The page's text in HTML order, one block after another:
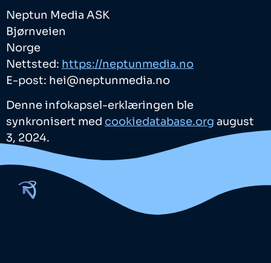
Neptun Media ASK
Bjørnveien
Norge
Nettsted: https://neptunmedia.no
E-post: hei@neptunmedia.no
Denne infokapsel-erklæringen ble
synkronisert med cookiedatabase.org august
3, 2024.